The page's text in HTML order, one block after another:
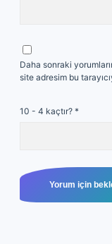
Daha sonraki
site adresim bu
10 - 4 kaçtır? *